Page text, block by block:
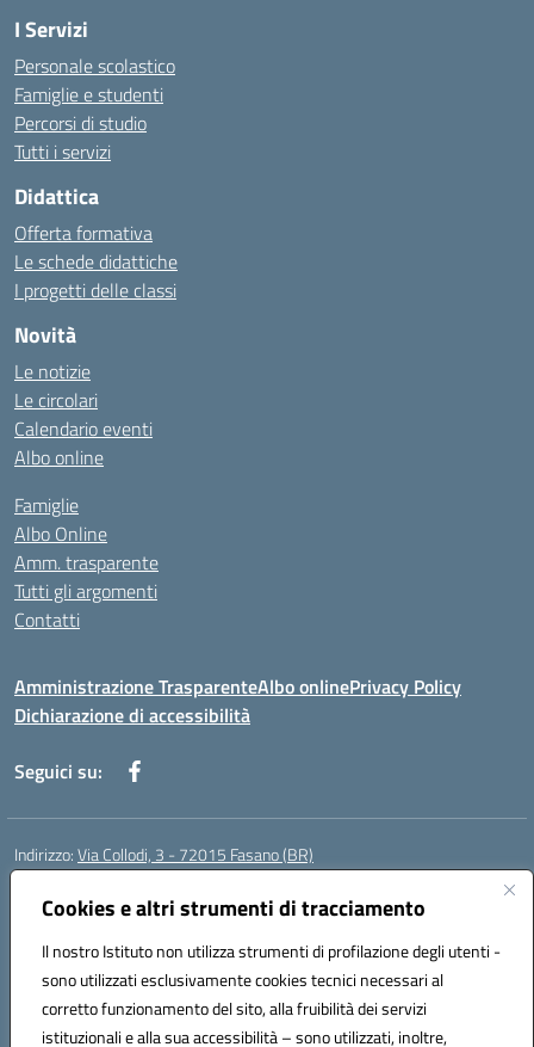
Cookies e altri strumenti di tracciamento
Il nostro Istituto non utilizza strumenti di profilazione degli utenti -
sono utilizzati esclusivamente cookies tecnici necessari al
corretto funzionamento del sito, alla fruibilità dei servizi
istituzionali e alla sua accessibilità – sono utilizzati, inoltre,
I Servizi
Personale scolastico
Famiglie e studenti
Percorsi di studio
Tutti i servizi
Didattica
Offerta formativa
Le schede didattiche
I progetti delle classi
Novità
Le notizie
Le circolari
Calendario eventi
Albo online
Famiglie
Albo Online
Amm. trasparente
Tutti gli argomenti
Contatti
Amministrazione TrasparenteAlbo onlinePrivacy Policy
Dichiarazione di accessibilità
Seguici su:
Indirizzo:Via Collodi, 3 - 72015 Fasano (BR)
Centralino:
Posta elettronica certificata (PEC):bric839004@pec.istruzione.it
Codice fiscale: 90059320748
Codice meccanografico:BRIC839004
Codice Indice delle Pubbliche Amministrazioni (IPA): istsc_bree02200r
Codice unico di fatturazione (CUF): MIL3BD